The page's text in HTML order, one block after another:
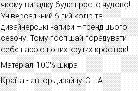
якому випадку буде просто чудово!
Універсальний білий колір та
дизайнерські написи – тренд цього
сезону. Тому поспішай порадувати
себе парою нових крутих кросівок!
Матеріал: 100% шкіра
Країна - автор дизайну: США